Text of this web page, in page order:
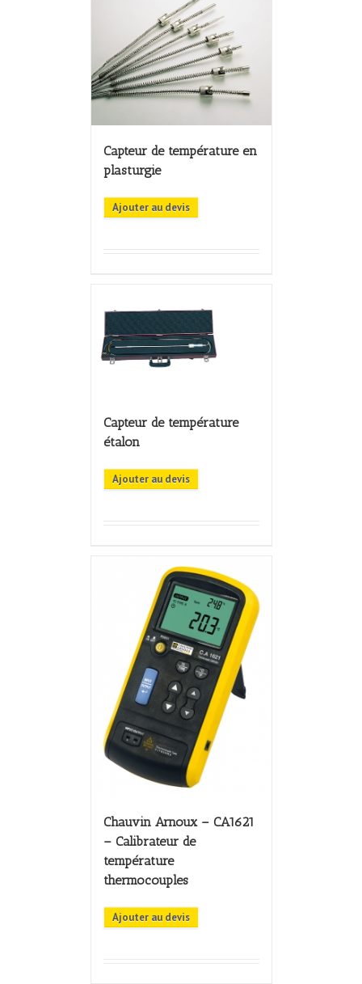
Capteur de température en
plasturgie
Ajouter au devis
Capteur de température
étalon
Ajouter au devis
Chauvin Arnoux – CA1621
– Calibrateur de
température
thermocouples
Ajouter au devis